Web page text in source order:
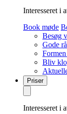
Interesseret i
Book møde
Besøg
Gode
Bliv
Priser
Interesseret i